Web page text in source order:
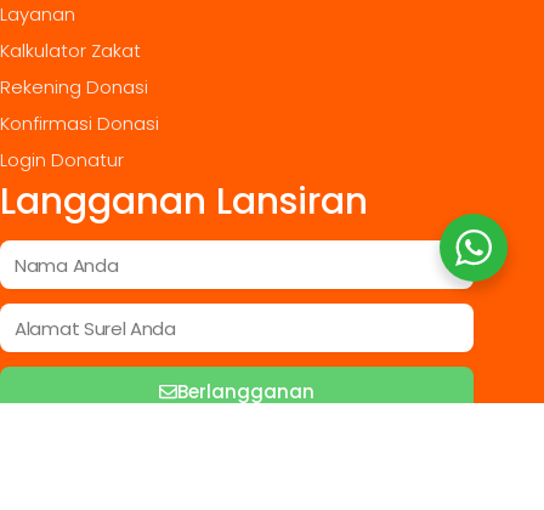
Layanan
Kalkulator Zakat
Rekening Donasi
Konfirmasi Donasi
Login Donatur
Langganan Lansiran
Berlangganan